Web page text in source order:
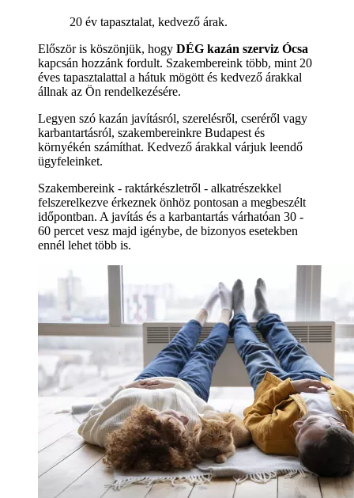
20 év tapasztalat, kedvező árak.
Először is köszönjük, hogy DÉG kazán szerviz Ócsa
kapcsán hozzánk fordult. Szakembereink több, mint 20
éves tapasztalattal a hátuk mögött és kedvező árakkal
állnak az Ön rendelkezésére.
Legyen szó kazán javításról, szerelésről, cseréről vagy
karbantartásról, szakembereinkre Budapest és
környékén számíthat. Kedvező árakkal várjuk leendő
ügyfeleinket.
Szakembereink - raktárkészletről - alkatrészekkel
felszerelkezve érkeznek önhöz pontosan a megbeszélt
időpontban. A javítás és a karbantartás várhatóan 30 -
60 percet vesz majd igénybe, de bizonyos esetekben
ennél lehet több is.